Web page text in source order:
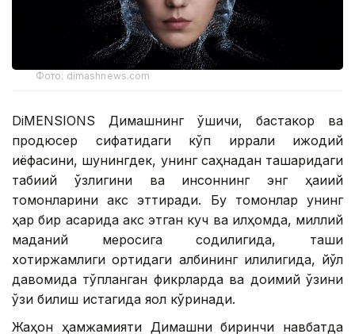
Фото: dimashnews.com
DiMENSIONS Димашнинг қўшиқчи, бастакор ва
продюсер сифатидаги кўп қиррали ижодий
қиёфасини, шунингдек, унинг саҳнадан ташқаридаги
табиий ўзлигини ва инсоннинг энг ҳақиқий
томонларини акс эттиради. Бу томонлар унинг
ҳар бир асарида акс этган куч ва илҳомда, миллий
маданий меросига содиқлигида, ташқи
хотиржамлиги ортидаги қалбининг илиқлигида, йўл
давомида тўпланган фикрларда ва доимий ўзини
ўзи билиш истагида яққол кўринади.
Жаҳон ҳамжамияти Димашни биринчи навбатда